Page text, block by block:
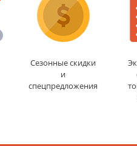
Сезонные скидки
и
спецпредложения